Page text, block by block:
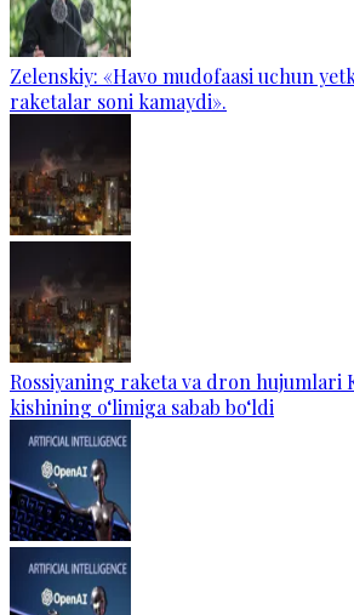
Zelenskiy: «Havo mudofaasi uchun
raketalar soni kamaydi».
Rossiyaning raketa va dron hujumlari
kishining o‘limiga sabab bo‘ldi